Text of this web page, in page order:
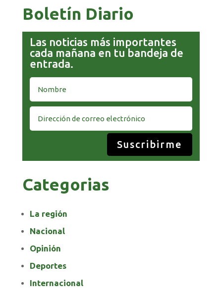
Boletín Diario
Las noticias más importantes
cada mañana en tu bandeja de
entrada.
Suscribirme
Categorias
La región
Nacional
Opinión
Deportes
Internacional